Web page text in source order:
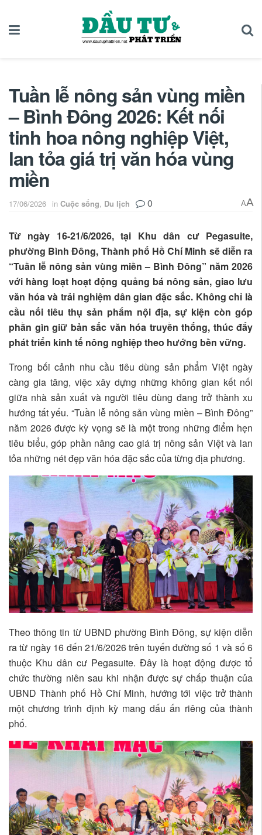
Tuần lễ nông sản vùng miền
– Bình Đông 2026: Kết nối
tinh hoa nông nghiệp Việt,
lan tỏa giá trị văn hóa vùng
miền
17/06/2026 in Cuộc sống, Du lịch 0 AA
Từ ngày 16-21/6/2026, tại Khu dân cư Pegasuite,
phường Bình Đông, Thành phố Hồ Chí Minh sẽ diễn ra
“Tuần lễ nông sản vùng miền – Bình Đông” năm 2026
với hàng loạt hoạt động quảng bá nông sản, giao lưu
văn hóa và trải nghiệm dân gian đặc sắc. Không chỉ là
cầu nối tiêu thụ sản phẩm nội địa, sự kiện còn góp
phần gìn giữ bản sắc văn hóa truyền thống, thúc đẩy
phát triển kinh tế nông nghiệp theo hướng bền vững.
Trong bối cảnh nhu cầu tiêu dùng sản phẩm Việt ngày
càng gia tăng, việc xây dựng những không gian kết nối
giữa nhà sản xuất và người tiêu dùng đang trở thành xu
hướng tất yếu. “Tuần lễ nông sản vùng miền – Bình Đông”
năm 2026 được kỳ vọng sẽ là một trong những điểm hẹn
tiêu biểu, góp phần nâng cao giá trị nông sản Việt và lan
tỏa những nét đẹp văn hóa đặc sắc của từng địa phương.
Theo thông tin từ UBND phường Bình Đông, sự kiện diễn
ra từ ngày 16 đến 21/6/2026 trên tuyến đường số 1 và số 6
thuộc Khu dân cư Pegasuite. Đây là hoạt động được tổ
chức thường niên sau khi nhận được sự chấp thuận của
UBND Thành phố Hồ Chí Minh, hướng tới việc trở thành
một chương trình định kỳ mang dấu ấn riêng của thành
phố.